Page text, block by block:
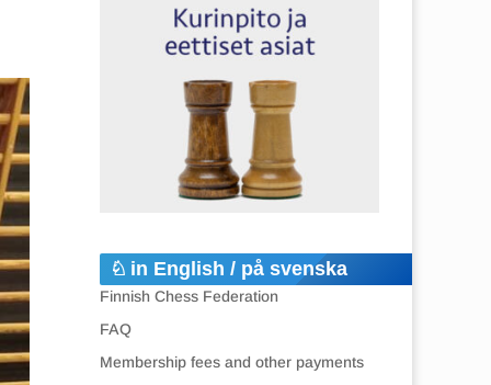
in English / på svenska
Finnish Chess Federation
FAQ
Membership fees and other payments